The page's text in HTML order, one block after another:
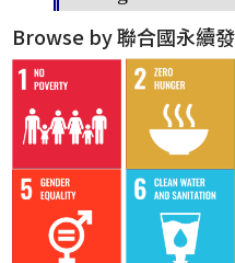
Browse by 聯合國永續